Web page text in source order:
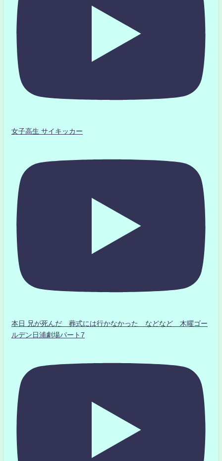
女子高生 サイキッカー
本日 兄が死んだ 葬式には行かなかった などなど 木曜ゴー
ルデン日浦劇場パート7